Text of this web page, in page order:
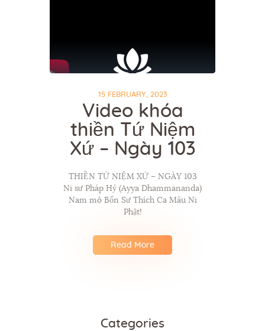
15 FEBRUARY, 2023
Video khóa
thiền Tứ Niệm
Xứ – Ngày 103
THIỀN TỨ NIỆM XỨ – NGÀY 103
Ni sư Pháp Hỷ (Ayya Dhammananda)
Nam mô Bổn Sư Thích Ca Mâu Ni
Phật!
Read More
Categories